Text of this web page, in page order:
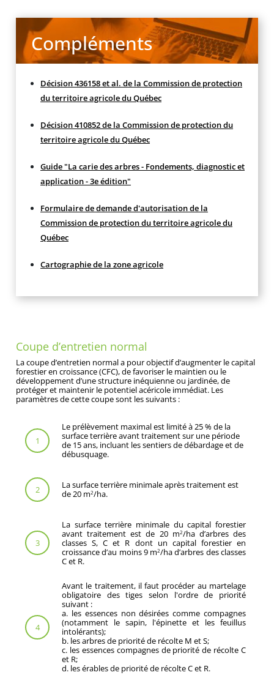
Compléments
Décision 436158 et al. de la Commission de protection
du territoire agricole du Québec
Décision 410852 de la Commission de protection du
territoire agricole du Québec
Guide "La carie des arbres - Fondements, diagnostic et
application - 3e édition"
Formulaire de demande d'autorisation de la
Commission de protection du territoire agricole du
Québec
Cartographie de la zone agricole
Coupe d’entretien normal
La coupe d’entretien normal a pour objectif d’augmenter le capital
forestier en croissance (CFC), de favoriser le maintien ou le
développement d’une structure inéquienne ou jardinée, de
protéger et maintenir le potentiel acéricole immédiat. Les
paramètres de cette coupe sont les suivants :
1
Le prélèvement maximal est limité à 25 % de la
surface terrière avant traitement sur une période
de 15 ans, incluant les sentiers de débardage et de
débusquage.
2
La surface terrière minimale après traitement est
de 20 m2/ha.
3
La surface terrière minimale du capital forestier
avant traitement est de 20 m2/ha d’arbres des
classes S, C et R dont un capital forestier en
croissance d’au moins 9 m2/ha d’arbres des classes
C et R.
4
Avant le traitement, il faut procéder au martelage
obligatoire des tiges selon l'ordre de priorité
suivant :
a. les essences non désirées comme compagnes
(notamment le sapin, l'épinette et les feuillus
intolérants);
b. les arbres de priorité de récolte M et S;
c. les essences compagnes de priorité de récolte C
et R;
d. les érables de priorité de récolte C et R.